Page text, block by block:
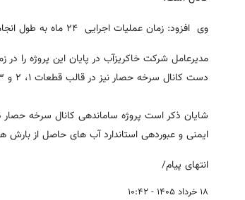
وی افزود: زمان عملیات اجرایی ۲۴ ماه به طول انجامیده و به طور متوسط بیش از ۱۵نفر به صورت روزانه در این پروژه مشغول به کار بوده اند.
مدیرعامل شرکت خاکریزآب در پایان این پروژه را
دست کانال سرخه حصار نیز در قالب قطعات ۱، ۲ و ۳ در دستور کار شرکت خاکریزآب قرار دارد.
ایمنی و عبوردهی استاندارد آب های حاصل از
انتهای پیام/
۱۸ خرداد ۱۴۰۵ - ۱۰:۴۲